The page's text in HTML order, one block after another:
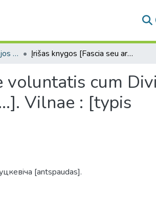
XVII a. Vilniaus akademijos spaustuvės leidinių įrišai / 17-th century bindings of the Vilnius Academy printing house Įrišas knygos [Fascia seu arctissimum humanae voluntatis cum Divina vinculum omnibus Christi fidelibus, ad veram [...]. Vilnae : [typis Academicis S. I.], 1691.]
voluntatis cum
Vilnae : [typis
[antspaudas].